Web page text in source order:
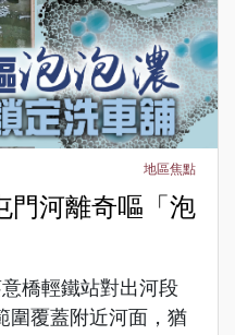
地區焦點
門河離奇嘔「泡
橋輕鐵站對出河段
圍覆蓋附近河面，猶